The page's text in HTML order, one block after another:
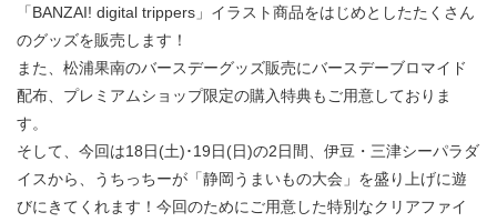
「BANZAI! digital trippers」イラスト商品をはじめとしたたくさん
のグッズを販売します！
また、松浦果南のバースデーグッズ販売にバースデーブロマイド
配布、プレミアムショップ限定の購入特典もご用意しておりま
す。
そして、今回は18日(土)･19日(日)の2日間、伊豆・三津シーパラダ
イスから、うちっちーが「静岡うまいもの大会」を盛り上げに遊
びにきてくれます！今回のためにご用意した特別なクリアファイ